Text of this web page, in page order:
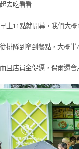
起去吃看看
早上11點就開幕，我們大
從排隊到拿到餐點，大概
而且店員金促逼，偶爾還會